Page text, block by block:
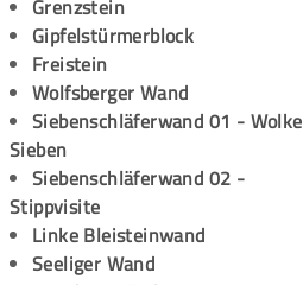
Grenzstein
Gipfelstürmerblock
Freistein
Wolfsberger Wand
Siebenschläferwand 01 - Wolke
Sieben
Siebenschläferwand 02 -
Stippvisite
Linke Bleisteinwand
Seeliger Wand